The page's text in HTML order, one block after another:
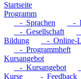
Startseite
Programm
- Sprachen
-
- Gesellschaft
Bildung
- Online-
- Programmheft
Kursangebot
- Kursangebot
Kurse
- Feedback